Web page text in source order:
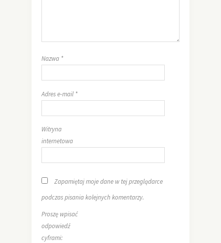
Nazwa *
Adres e-mail *
Witryna
internetowa
Zapamiętaj moje dane w tej przeglądarce
podczas pisania kolejnych komentarzy.
Proszę wpisać
odpowiedź
cyframi: